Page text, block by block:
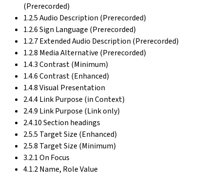
(Prerecorded)
1.2.5 Audio Description (Prerecorded)
1.2.6 Sign Language (Prerecorded)
1.2.7 Extended Audio Description (Prerecorded)
1.2.8 Media Alternative (Prerecorded)
1.4.3 Contrast (Minimum)
1.4.6 Contrast (Enhanced)
1.4.8 Visual Presentation
2.4.4 Link Purpose (in Context)
2.4.9 Link Purpose (Link only)
2.4.10 Section headings
2.5.5 Target Size (Enhanced)
2.5.8 Target Size (Minimum)
3.2.1 On Focus
4.1.2 Name, Role Value